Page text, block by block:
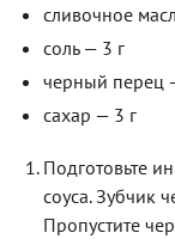
сливочное
соль — 3 г
черный перец
сахар — 3 г
Подготовьте
соуса. Зубчик
Пропустите